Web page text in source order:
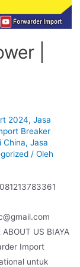
|
2024, Jasa
Breaker
China, Jasa
/ Oleh
US BIAYA
Import
untuk